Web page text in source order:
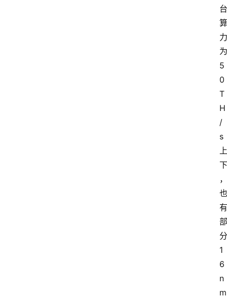
台
算
力
为
5
0
T
H
/
s
上
下
，
也
有
部
分
1
6
n
m